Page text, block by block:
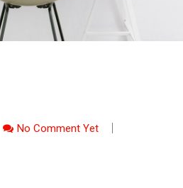
No Comment Yet